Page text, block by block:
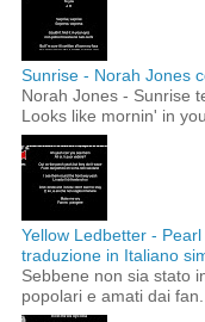
Sunrise - Norah Jones
Norah Jones - Sunrise
Looks like mornin' in
Yellow Ledbetter -
traduzione in Italiano
Sebbene non sia stato
popolari e amati dai